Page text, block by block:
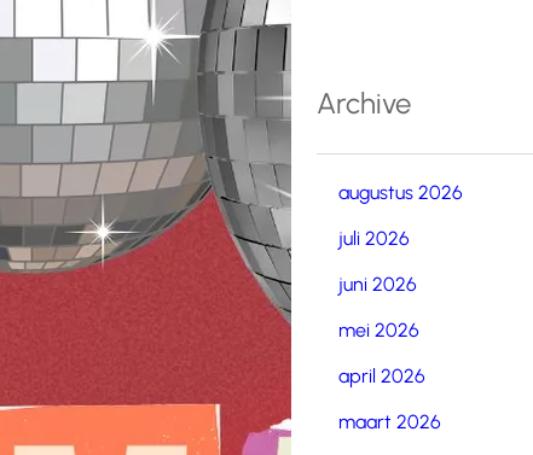
Archive
augustus 2026
juli 2026
juni 2026
mei 2026
april 2026
maart 2026